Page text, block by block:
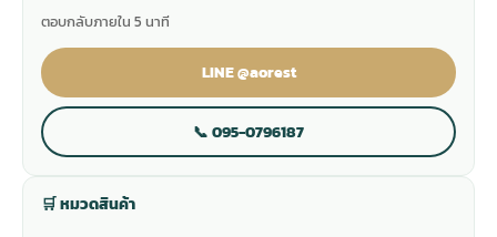
ตอบกลับภายใน 5 นาที
LINE @aorest
📞 095-0796187
🛒 หมวดสินค้า